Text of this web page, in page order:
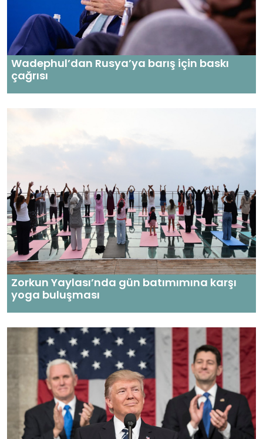
Wadephul’dan Rusya’ya barış için baskı
çağrısı
Zorkun Yaylası’nda gün batımımına karşı
yoga buluşması